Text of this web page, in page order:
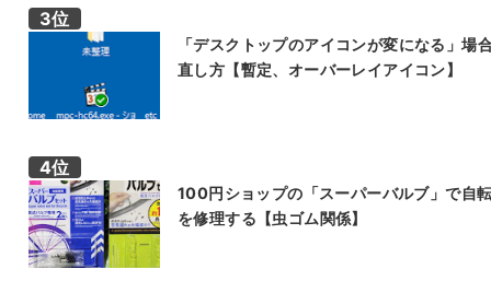
「デスクトップのアイコンが変になる」場
直し方【暫定、オーバーレイアイコン】
100円ショップの「スーパーバルブ」で自
を修理する【虫ゴム関係】